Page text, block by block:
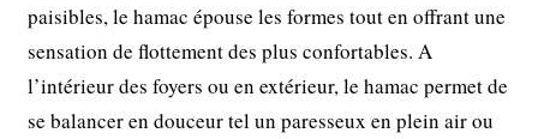
paisibles, le hamac épouse les formes tout en offrant une
sensation de flottement des plus confortables. A
l’intérieur des foyers ou en extérieur, le hamac permet de
se balancer en douceur tel un paresseux en plein air ou